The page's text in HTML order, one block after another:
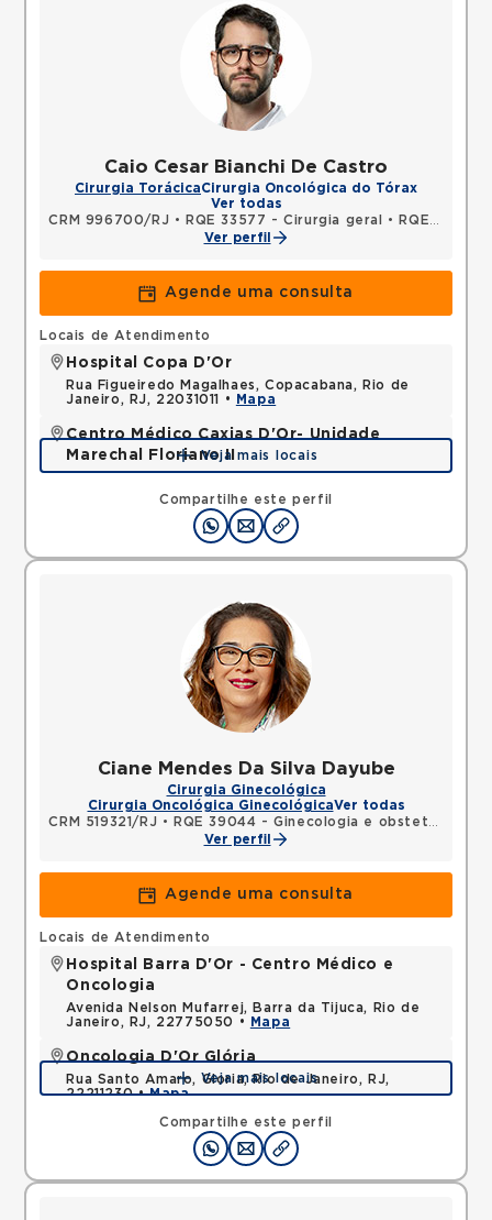
Caio Cesar Bianchi De Castro
Cirurgia TorácicaCirurgia Oncológica do Tórax
Ver todas
CRM 996700/RJ • RQE 33577 - Cirurgia geral •
RQE 33578 - Cirurgia torácica
Ver perfil
Agende uma consulta
Compartilhe este perfil
Locais de Atendimento
Hospital Copa D'Or
Rua Figueiredo Magalhaes, Copacabana, Rio de
Janeiro, RJ, 22031011 •
Mapa
Centro Médico Caxias D'Or- Unidade
Marechal Floriano II
Avenida Perimetral Marechal Floriano, Jardim Vinte
e Cinco de Agosto, Duque de Caxias, RJ,
25075025 •Mapa
Veja mais locais
Ciane Mendes Da Silva Dayube
Cirurgia Ginecológica
Cirurgia Oncológica GinecológicaVer todas
CRM 519321/RJ •
RQE 39044 - Ginecologia e obstetrícia
Ver perfil
Agende uma consulta
Compartilhe este perfil
Locais de Atendimento
Hospital Barra D'Or - Centro Médico e
Oncologia
Avenida Nelson Mufarrej, Barra da Tijuca, Rio de
Janeiro, RJ, 22775050 •
Mapa
Oncologia D'Or Glória
Rua Santo Amaro, Gloria, Rio de Janeiro, RJ,
22211230 •Mapa
Veja mais locais